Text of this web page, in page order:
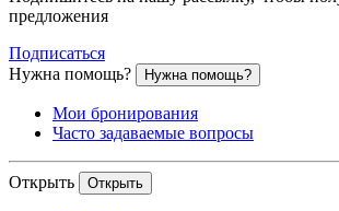
предложения
Подписаться
Нужна помощь?
Нужна помощь?
Мои бронирования
Часто задаваемые вопросы
Открыть Открыть